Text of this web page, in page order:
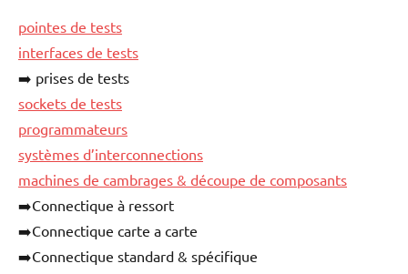
pointes de tests
interfaces de tests
➡️ prises de tests
sockets de tests
programmateurs
systèmes d’interconnections
machines de cambrages & découpe de composants
➡️Connectique à ressort
➡️Connectique carte a carte
➡️Connectique standard & spécifique